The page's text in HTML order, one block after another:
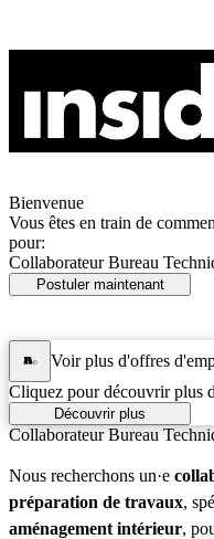
Bienvenue
Vous êtes en train de
pour:
Collaborateur Bureau
Postuler maintenant
Voir plus d'offres
Cliquez pour découvrir plus
Découvrir plus
Collaborateur Bureau
Nous recherchons un·e
préparation de travaux,
aménagement intérieur,